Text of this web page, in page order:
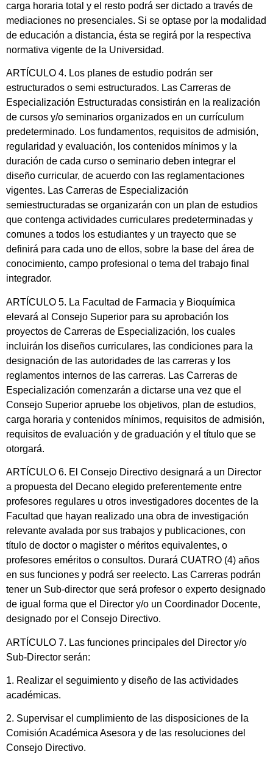
carga horaria total y el resto podrá ser dictado a través de
mediaciones no presenciales. Si se optase por la modalidad
de educación a distancia, ésta se regirá por la respectiva
normativa vigente de la Universidad.
ARTÍCULO 4. Los planes de estudio podrán ser
estructurados o semi estructurados. Las Carreras de
Especialización Estructuradas consistirán en la realización
de cursos y/o seminarios organizados en un currículum
predeterminado. Los fundamentos, requisitos de admisión,
regularidad y evaluación, los contenidos mínimos y la
duración de cada curso o seminario deben integrar el
diseño curricular, de acuerdo con las reglamentaciones
vigentes. Las Carreras de Especialización
semiestructuradas se organizarán con un plan de estudios
que contenga actividades curriculares predeterminadas y
comunes a todos los estudiantes y un trayecto que se
definirá para cada uno de ellos, sobre la base del área de
conocimiento, campo profesional o tema del trabajo final
integrador.
ARTÍCULO 5. La Facultad de Farmacia y Bioquímica
elevará al Consejo Superior para su aprobación los
proyectos de Carreras de Especialización, los cuales
incluirán los diseños curriculares, las condiciones para la
designación de las autoridades de las carreras y los
reglamentos internos de las carreras. Las Carreras de
Especialización comenzarán a dictarse una vez que el
Consejo Superior apruebe los objetivos, plan de estudios,
carga horaria y contenidos mínimos, requisitos de admisión,
requisitos de evaluación y de graduación y el título que se
otorgará.
ARTÍCULO 6. El Consejo Directivo designará a un Director
a propuesta del Decano elegido preferentemente entre
profesores regulares u otros investigadores docentes de la
Facultad que hayan realizado una obra de investigación
relevante avalada por sus trabajos y publicaciones, con
título de doctor o magister o méritos equivalentes, o
profesores eméritos o consultos. Durará CUATRO (4) años
en sus funciones y podrá ser reelecto. Las Carreras podrán
tener un Sub-director que será profesor o experto designado
de igual forma que el Director y/o un Coordinador Docente,
designado por el Consejo Directivo.
ARTÍCULO 7. Las funciones principales del Director y/o
Sub-Director serán:
1. Realizar el seguimiento y diseño de las actividades
académicas.
2. Supervisar el cumplimiento de las disposiciones de la
Comisión Académica Asesora y de las resoluciones del
Consejo Directivo.